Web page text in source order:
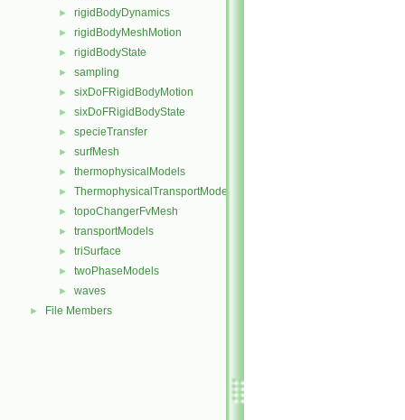
► rigidBodyDynamics
► rigidBodyMeshMotion
► rigidBodyState
► sampling
► sixDoFRigidBodyMotion
► sixDoFRigidBodyState
► specieTransfer
► surfMesh
► thermophysicalModels
► ThermophysicalTransportModels
► topoChangerFvMesh
► transportModels
► triSurface
► twoPhaseModels
► waves
► File Members